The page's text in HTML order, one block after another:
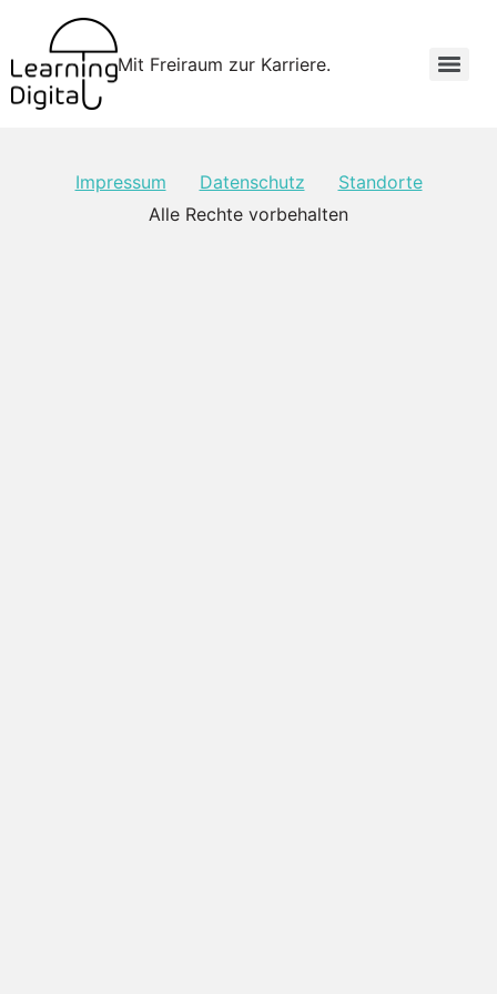
Mit Freiraum zur Karriere.
Impressum Datenschutz
Standorte
Alle Rechte vorbehalten